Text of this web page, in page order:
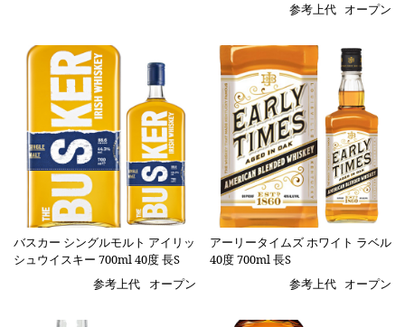
参考上代 オープン
バスカー シングルモルト アイリッ
シュウイスキー 700ml 40度 長S
参考上代
オープン
アーリータイムズ ホワイト ラベル
40度 700ml 長S
参考上代 オープン